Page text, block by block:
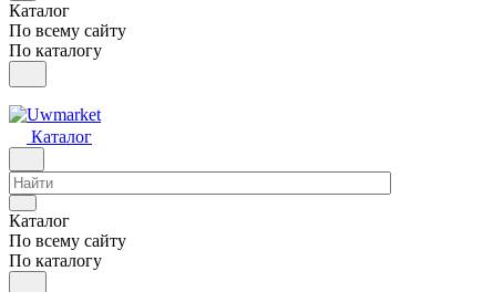
Каталог
По всему сайту
По каталогу
Каталог
Каталог
По всему сайту
По каталогу